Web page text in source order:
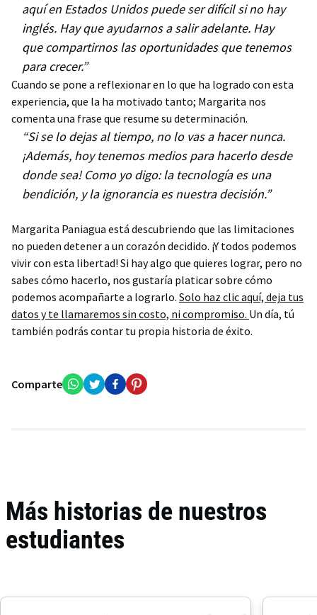
aquí en Estados Unidos puede ser difícil si no hay
inglés. Hay que ayudarnos a salir adelante. Hay
que compartirnos las oportunidades que tenemos
para crecer.”
Cuando se pone a reflexionar en lo que ha logrado con esta
experiencia, que la ha motivado tanto; Margarita nos
comenta una frase que resume su determinación.
“Si se lo dejas al tiempo, no lo vas a hacer nunca.
¡Además, hoy tenemos medios para hacerlo desde
donde sea! Como yo digo: la tecnología es una
bendición, y la ignorancia es nuestra decisión.”
Margarita Paniagua está descubriendo que las limitaciones
no pueden detener a un corazón decidido. ¡Y todos podemos
vivir con esta libertad! Si hay algo que quieres lograr, pero no
sabes cómo hacerlo, nos gustaría platicar sobre cómo
podemos acompañarte a lograrlo. Solo haz clic aquí, deja tus
datos y te llamaremos sin costo, ni compromiso. Un día, tú
también podrás contar tu propia historia de éxito.
Comparte
Más historias de nuestros
estudiantes